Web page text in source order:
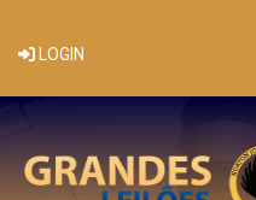
LOGIN